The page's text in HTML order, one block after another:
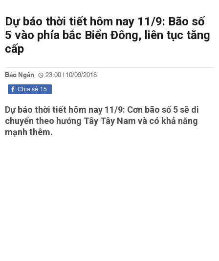
Dự báo thời tiết hôm nay 11/9: Bão số
5 vào phía bắc Biển Đông, liên tục tăng
cấp
Bảo Ngân 23:00 | 10/09/2018
15
Chia sẻ
Dự báo thời tiết hôm nay 11/9: Cơn bão số 5 sẽ di
chuyển theo hướng Tây Tây Nam và có khả năng
mạnh thêm.